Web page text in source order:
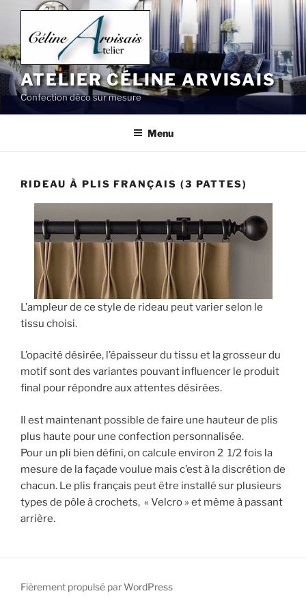
Aller
contenu
principal
ATELIER CÉLINE ARVISAIS
Confection déco sur mesure
Menu
RIDEAU À PLIS FRANÇAIS (3 PATTES)
L’ampleur de ce style de rideau peut varier selon le
tissu choisi.
L’opacité désirée, l’épaisseur du tissu et la grosseur du
motif sont des variantes pouvant influencer le produit
final pour répondre aux attentes désirées.
Il est maintenant possible de faire une hauteur de plis
plus haute pour une confection personnalisée.
Pour un pli bien défini, on calcule environ 2 1/2 fois la
mesure de la façade voulue mais c’est à la discrétion de
chacun. Le plis français peut être installé sur plusieurs
types de pôle à crochets, « Velcro » et même à passant
arrière.
Fièrement propulsé par WordPress